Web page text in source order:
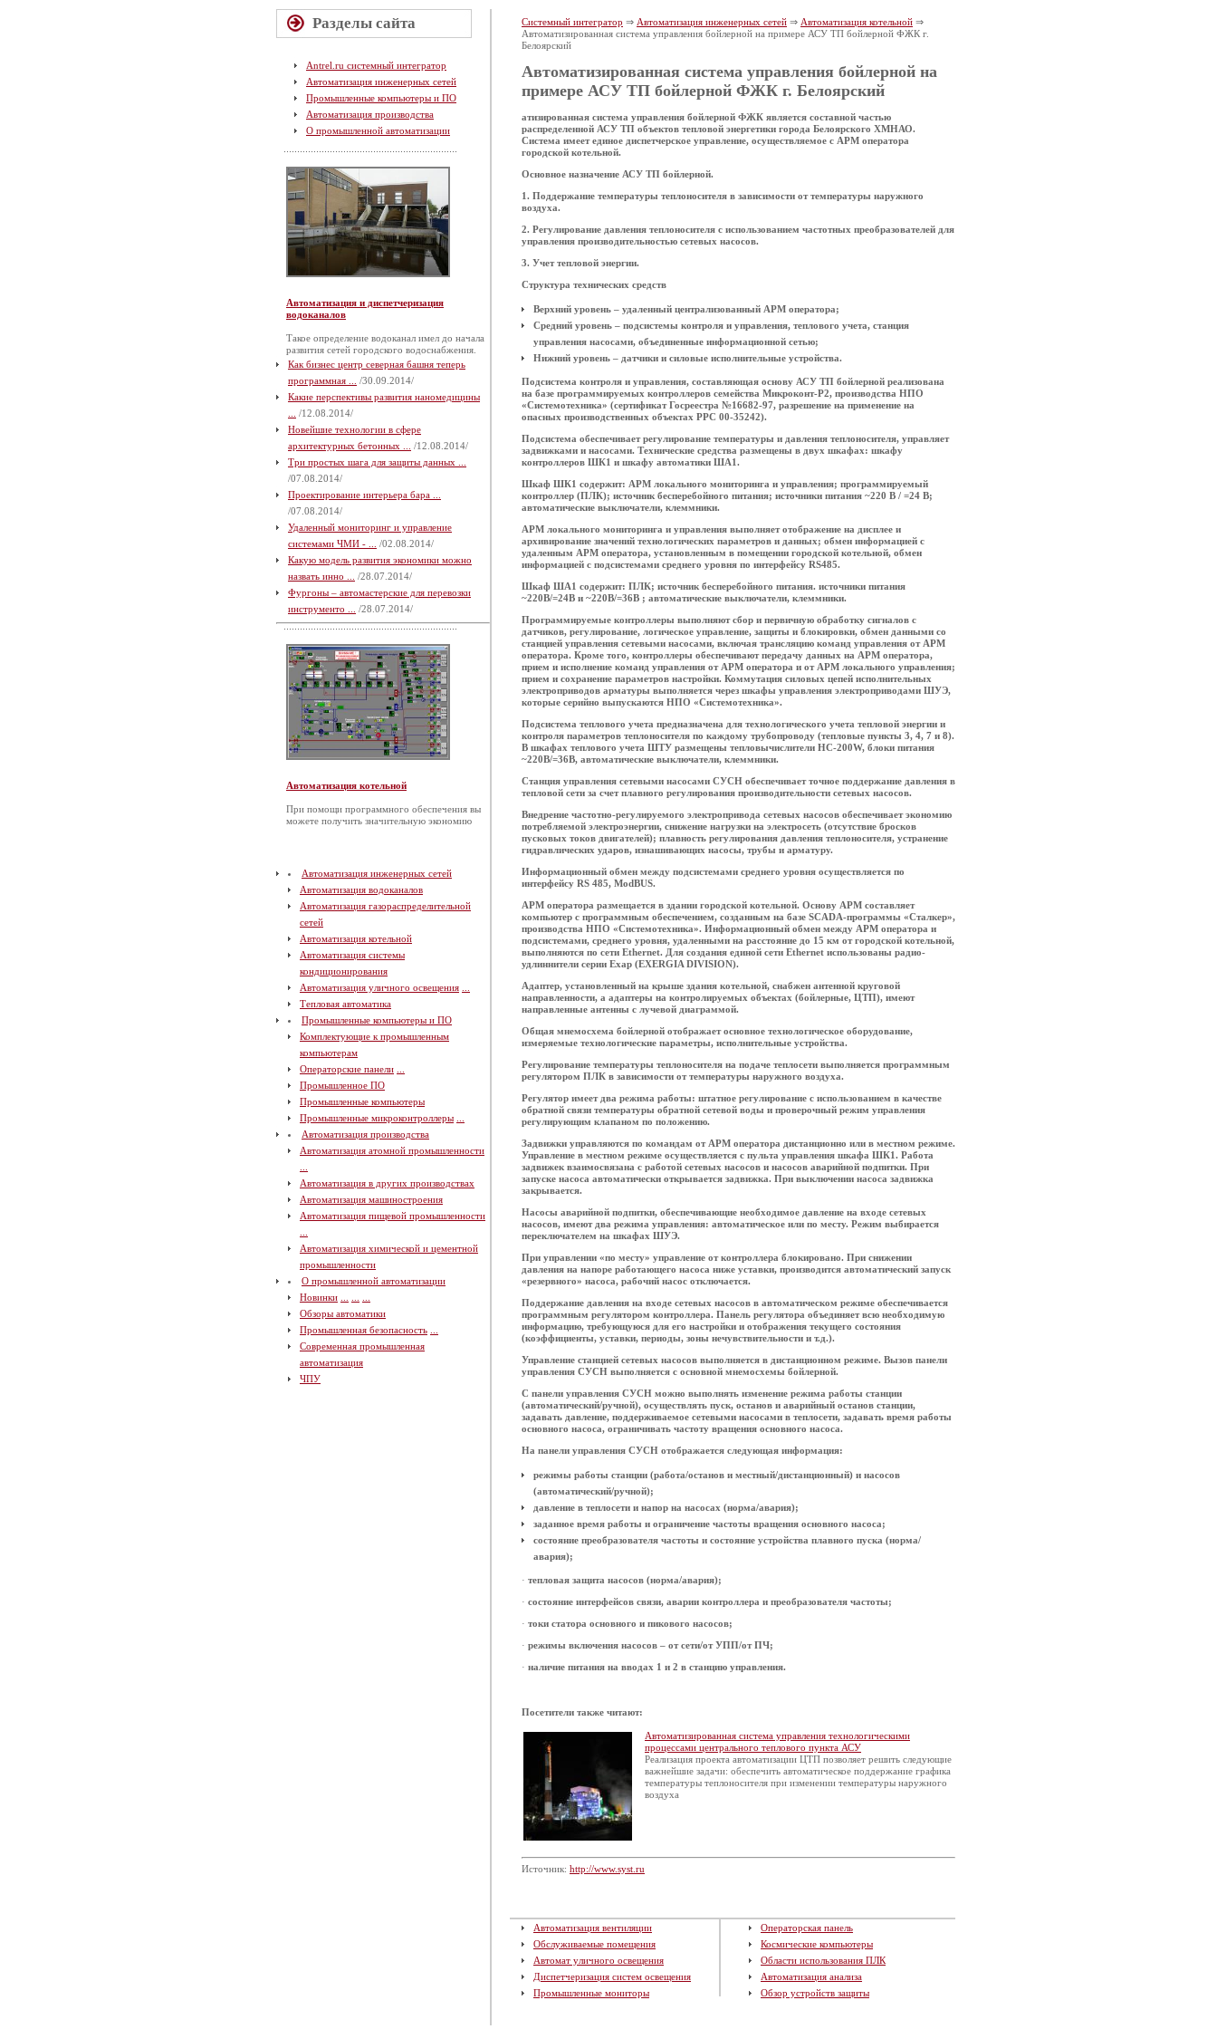
Разделы сайта
Antrel.ru системный интегратор
Автоматизация инженерных сетей
Промышленные компьютеры и ПО
Автоматизация производства
О промышленной автоматизации
Автоматизация и диспетчеризация
водоканалов
Такое определение водоканал имел до начала
развития сетей городского водоснабжения.
Как бизнес центр северная башня теперь
программная ...
/30.09.2014/
Какие перспективы развития наномедицины
/12.08.2014/
Новейшие технологии в сфере
архитектурных бетонных ...
/12.08.2014/
Три простых шага для защиты данных ...
/07.08.2014/
Проектирование интерьера бара ...
/07.08.2014/
Удаленный мониторинг и управление
системами ЧМИ - ...
/02.08.2014/
Какую модель развития экономики можно
назвать инно ...
/28.07.2014/
Фургоны – автомастерские для перевозки
инструменто ...
/28.07.2014/
Автоматизация котельной
При помощи программного обеспечения вы
можете получить значительную экономию
Автоматизация инженерных сетей
Автоматизация водоканалов
Автоматизация газораспределительной
сетей
Автоматизация котельной
Автоматизация системы
кондиционирования
Автоматизация уличного освещения
Тепловая автоматика
Промышленные компьютеры и ПО
Комплектующие к промышленным
компьютерам
Операторские панели
Промышленное ПО
Промышленные компьютеры
Промышленные микроконтроллеры
Автоматизация производства
Автоматизация атомной промышленности
Автоматизация в других производствах
Автоматизация машиностроения
Автоматизация пищевой промышленности
Автоматизация химической и цементной
промышленности
О промышленной автоматизации
Новинки
Обзоры автоматики
Промышленная безопасность
Современная промышленная
автоматизация
ЧПУ
Системный интегратор ⇒ Автоматизация инженерных сетей ⇒ Автоматизация котельной ⇒
Автоматизированная система управления бойлерной на примере АСУ ТП бойлерной ФЖК г.
Белоярский
Автоматизированная система управления бойлерной на
примере АСУ ТП бойлерной ФЖК г. Белоярский
атизированная система управления бойлерной ФЖК является составной частью
распределенной АСУ ТП объектов тепловой энергетики города Белоярского ХМНАО.
Система имеет единое диспетчерское управление, осуществляемое с АРМ оператора
городской котельной.
Основное назначение АСУ ТП бойлерной.
1. Поддержание температуры теплоносителя в зависимости от температуры наружного
воздуха.
2. Регулирование давления теплоносителя с использованием частотных преобразователей для
управления производительностью сетевых насосов.
3. Учет тепловой энергии.
Структура технических средств
Верхний уровень – удаленный централизованный АРМ оператора;
Средний уровень – подсистемы контроля и управления, теплового учета, станция
управления насосами, объединенные информационной сетью;
Нижний уровень – датчики и силовые исполнительные устройства.
Подсистема контроля и управления, составляющая основу АСУ ТП бойлерной реализована
на базе программируемых контроллеров семейства Микроконт-Р2, производства НПО
«Системотехника» (сертификат Госреестра №16682-97, разрешение на применение на
опасных производственных объектах РРС 00-35242).
Подсистема обеспечивает регулирование температуры и давления теплоносителя, управляет
задвижками и насосами. Технические средства размещены в двух шкафах: шкафу
контроллеров ШК1 и шкафу автоматики ША1.
Шкаф ШК1 содержит: АРМ локального мониторинга и управления; программируемый
контроллер (ПЛК); источник бесперебойного питания; источники питания ~220 В / =24 В;
автоматические выключатели, клеммники.
АРМ локального мониторинга и управления выполняет отображение на дисплее и
архивирование значений технологических параметров и данных; обмен информацией с
удаленным АРМ оператора, установленным в помещении городской котельной, обмен
информацией с подсистемами среднего уровня по интерфейсу RS485.
Шкаф ША1 содержит: ПЛК; источник бесперебойного питания. источники питания
~220В/=24В и ~220В/=36В ; автоматические выключатели, клеммники.
Программируемые контроллеры выполняют сбор и первичную обработку сигналов с
датчиков, регулирование, логическое управление, защиты и блокировки, обмен данными со
станцией управления сетевыми насосами, включая трансляцию команд управления от АРМ
оператора. Кроме того, контроллеры обеспечивают передачу данных на АРМ оператора,
прием и исполнение команд управления от АРМ оператора и от АРМ локального управления;
прием и сохранение параметров настройки. Коммутация силовых цепей исполнительных
электроприводов арматуры выполняется через шкафы управления электроприводами ШУЭ,
которые серийно выпускаются НПО «Системотехника».
Подсистема теплового учета предназначена для технологического учета тепловой энергии и
контроля параметров теплоносителя по каждому трубопроводу (тепловые пункты 3, 4, 7 и 8).
В шкафах теплового учета ШТУ размещены тепловычислители НС-200W, блоки питания
~220В/=36В, автоматические выключатели, клеммники.
Станция управления сетевыми насосами СУСН обеспечивает точное поддержание давления в
тепловой сети за счет плавного регулирования производительности сетевых насосов.
Внедрение частотно-регулируемого электропривода сетевых насосов обеспечивает экономию
потребляемой электроэнергии, снижение нагрузки на электросеть (отсутствие бросков
пусковых токов двигателей); плавность регулирования давления теплоносителя, устранение
гидравлических ударов, изнашивающих насосы, трубы и арматуру.
Информационный обмен между подсистемами среднего уровня осуществляется по
интерфейсу RS 485, ModBUS.
АРМ оператора размещается в здании городской котельной. Основу АРМ составляет
компьютер с программным обеспечением, созданным на базе SCADA-программы «Сталкер»,
производства НПО «Системотехника». Информационный обмен между АРМ оператора и
подсистемами, среднего уровня, удаленными на расстояние до 15 км от городской котельной,
выполняются по сети Ethernet. Для создания единой сети Ethernet использованы радио-
удлиннители серии Exap (EXERGIA DIVISION).
Адаптер, установленный на крыше здания котельной, снабжен антенной круговой
направленности, а адаптеры на контролируемых объектах (бойлерные, ЦТП), имеют
направленные антенны с лучевой диаграммой.
Общая мнемосхема бойлерной отображает основное технологическое оборудование,
измеряемые технологические параметры, исполнительные устройства.
Регулирование температуры теплоносителя на подаче теплосети выполняется программным
регулятором ПЛК в зависимости от температуры наружного воздуха.
Регулятор имеет два режима работы: штатное регулирование с использованием в качестве
обратной связи температуры обратной сетевой воды и проверочный режим управления
регулирующим клапаном по положению.
Задвижки управляются по командам от АРМ оператора дистанционно или в местном режиме.
Управление в местном режиме осуществляется с пульта управления шкафа ШК1. Работа
задвижек взаимосвязана с работой сетевых насосов и насосов аварийной подпитки. При
запуске насоса автоматически открывается задвижка. При выключении насоса задвижка
закрывается.
Насосы аварийной подпитки, обеспечивающие необходимое давление на входе сетевых
насосов, имеют два режима управления: автоматическое или по месту. Режим выбирается
переключателем на шкафах ШУЭ.
При управлении «по месту» управление от контроллера блокировано. При снижении
давления на напоре работающего насоса ниже уставки, производится автоматический запуск
«резервного» насоса, рабочий насос отключается.
Поддержание давления на входе сетевых насосов в автоматическом режиме обеспечивается
программным регулятором контроллера. Панель регулятора объединяет всю необходимую
информацию, требующуюся для его настройки и отображения текущего состояния
(коэффициенты, уставки, периоды, зоны нечувствительности и т.д.).
Управление станцией сетевых насосов выполняется в дистанционном режиме. Вызов панели
управления СУСН выполняется с основной мнемосхемы бойлерной.
С панели управления СУСН можно выполнять изменение режима работы станции
(автоматический/ручной), осуществлять пуск, останов и аварийный останов станции,
задавать давление, поддерживаемое сетевыми насосами в теплосети, задавать время работы
основного насоса, ограничивать частоту вращения основного насоса.
На панели управления СУСН отображается следующая информация:
режимы работы станции (работа/останов и местный/дистанционный) и насосов
(автоматический/ручной);
давление в теплосети и напор на насосах (норма/авария);
заданное время работы и ограничение частоты вращения основного насоса;
состояние преобразователя частоты и состояние устройства плавного пуска (норма/
авария);
· тепловая защита насосов (норма/авария);
· состояние интерфейсов связи, аварии контроллера и преобразователя частоты;
· токи статора основного и пикового насосов;
· режимы включения насосов – от сети/от УПП/от ПЧ;
· наличие питания на вводах 1 и 2 в станцию управления.
Посетители также читают:
Автоматизированная система управления технологическими
процессами центрального теплового пункта АСУ
Реализация проекта автоматизации ЦТП позволяет решить следующие
важнейшие задачи: обеспечить автоматическое поддержание графика
температуры теплоносителя при изменении температуры наружного
воздуха
Источник: http://www.syst.ru
Автоматизация вентиляции
Обслуживаемые помещения
Автомат уличного освещения
Диспетчеризация систем освещения
Промышленные мониторы
Операторская панель
Космические компьютеры
Области использования ПЛК
Автоматизация анализа
Обзор устройств защиты